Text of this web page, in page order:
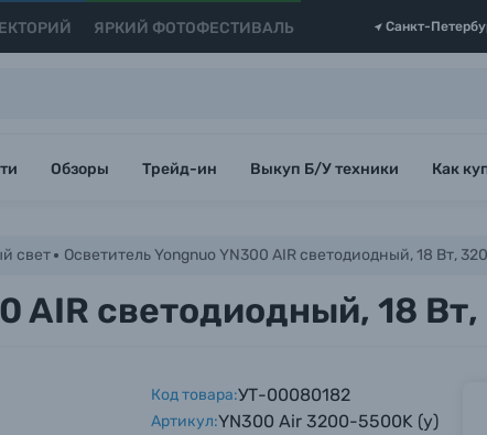
ЯРКИЙ ФОТОФЕСТИВАЛЬ Санкт-
Обзоры Трейд-ин Выкуп Б/У техники Как
свет Осветитель Yongnuo YN300 AIR светодиодный, 18 Вт,
AIR светодиодный, 18
Код товара:УТ-00080182
Артикул:YN300 Air 3200-5500K (у)